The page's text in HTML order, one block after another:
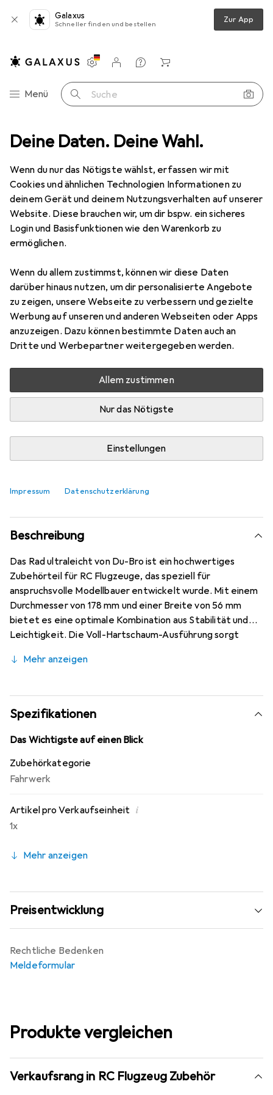
Deine Daten. Deine Wahl.
Wenn du nur das Nötigste wählst, erfassen wir mit
Cookies und ähnlichen Technologien Informationen zu
deinem Gerät und deinem Nutzungsverhalten auf unserer
Website. Diese brauchen wir, um dir bspw. ein sicheres
Login und Basisfunktionen wie den Warenkorb zu
ermöglichen.
Wenn du allem zustimmst, können wir diese Daten
darüber hinaus nutzen, um dir personalisierte Angebote
zu zeigen, unsere Webseite zu verbessern und gezielte
Werbung auf unseren und anderen Webseiten oder Apps
anzuzeigen. Dazu können bestimmte Daten auch an
Dritte und Werbepartner weitergegeben werden.
Allem zustimmen
Nur das Nötigste
Einstellungen
Impressum Datenschutzerklärung
Galaxus
Schneller finden und bestellen Zur App
Navigation nach Kategorien
Menü Suche
Einstellungen
Kundenkonto
Vergleichslisten
Merklisten
Warenkorb
Flugzeug Zubehör Du-Bro Rad Ultraleicht 178 mm DUBRO 1 Stück
Du-BroRad Ultraleicht 178 mm
DUBRO 1 Stück
1 Mehr von Du-Bro
Aktuell nicht lieferbar
Benachrichtigen, wenn lieferbar
Vergleichen Merken
Kostenloser Versand ab 30,– i
Produktinformationen
Beschreibung
Das Rad ultraleicht von Du-Bro ist ein hochwertiges
Zubehörteil für RC Flugzeuge, das speziell für
anspruchsvolle Modellbauer entwickelt wurde. Mit einem
Durchmesser von 178 mm und einer Breite von 56 mm
bietet es eine optimale Kombination aus Stabilität und
Leichtigkeit. Die Voll-Hartschaum-Ausführung sorgt
Flachstellen aufweist, was die Einsatzbereitschaft und
von nur 598 Gramm ist es ideal für den Einsatz in
verschiedenen RC Flugzeugmodellen, da es die
Gesamtlast minimiert und gleichzeitig die
Manövrierfähigkeit erhöht. Die Verwendung von
eine hohe Widerstandsfähigkeit und Langlebigkeit, was
für den Einsatz in der Luftfahrt unerlässlich ist. Dieses
Qualität und Leistung legen und ihr Modellflugzeug mit
zuverlässigem Zubehör ausstatten möchten.
Mehr anzeigen
Spezifikationen
Das Wichtigste auf einen Blick
Zubehörkategorie
Fahrwerk
Artikel pro Verkaufseinheit i
1x
Mehr anzeigen
Preisentwicklung
Rechtliche Bedenken
Meldeformular
Produkte vergleichen
Verkaufsrang in RC Flugzeug Zubehör